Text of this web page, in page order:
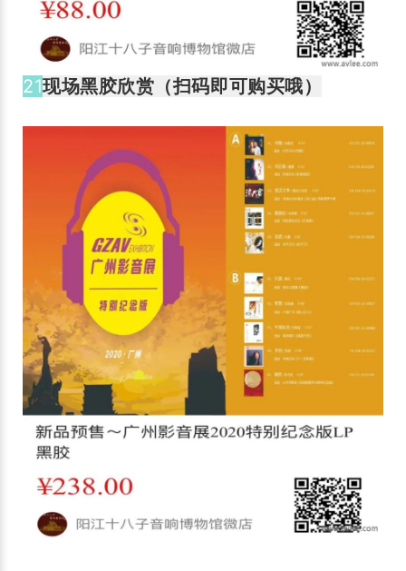
21现场黑胶欣赏（扫码即可购买哦）